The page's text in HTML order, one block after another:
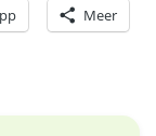
Meer